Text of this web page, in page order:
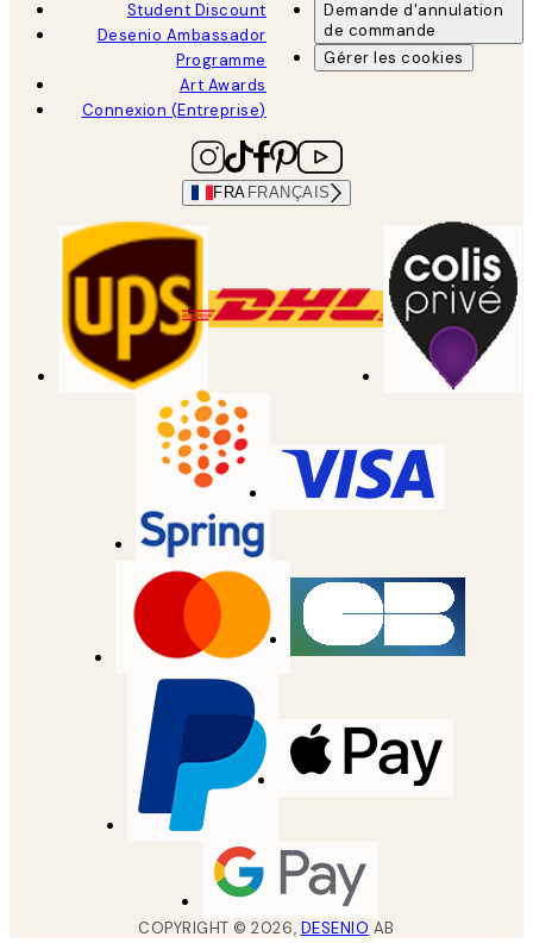
Student Discount
Desenio Ambassador
Programme
Art Awards
Connexion (Entreprise)
Demande d'annulation
de commande
Gérer les cookies
FRA FRANÇAIS
COPYRIGHT ©2026, DESENIO AB